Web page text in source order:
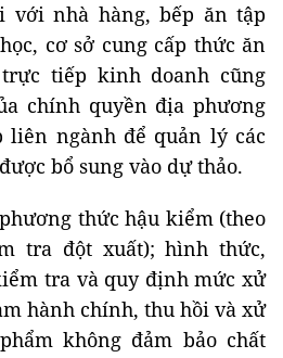
với nhà hàng, bếp ăn tập
cơ sở cung cấp thức ăn
tiếp kinh doanh cũng
chính quyền địa phương
liên ngành để quản lý các
bổ sung vào dự thảo.
thức hậu kiểm (theo
tra đột xuất); hình thức,
tra và quy định mức xử
hành chính, thu hồi và xử
không đảm bảo chất